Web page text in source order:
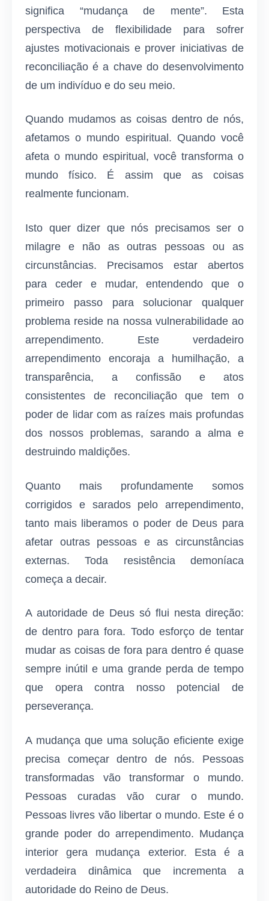
significa “mudança de mente”. Esta
perspectiva de flexibilidade para sofrer
ajustes motivacionais e prover iniciativas de
reconciliação é a chave do desenvolvimento
de um indivíduo e do seu meio.
Quando mudamos as coisas dentro de nós,
afetamos o mundo espiritual. Quando você
afeta o mundo espiritual, você transforma o
mundo físico. É assim que as coisas
realmente funcionam.
Isto quer dizer que nós precisamos ser o
milagre e não as outras pessoas ou as
circunstâncias. Precisamos estar abertos
para ceder e mudar, entendendo que o
primeiro passo para solucionar qualquer
problema reside na nossa vulnerabilidade ao
arrependimento. Este verdadeiro
arrependimento encoraja a humilhação, a
transparência, a confissão e atos
consistentes de reconciliação que tem o
poder de lidar com as raízes mais profundas
dos nossos problemas, sarando a alma e
destruindo maldições.
Quanto mais profundamente somos
corrigidos e sarados pelo arrependimento,
tanto mais liberamos o poder de Deus para
afetar outras pessoas e as circunstâncias
externas. Toda resistência demoníaca
começa a decair.
A autoridade de Deus só flui nesta direção:
de dentro para fora. Todo esforço de tentar
mudar as coisas de fora para dentro é quase
sempre inútil e uma grande perda de tempo
que opera contra nosso potencial de
perseverança.
A mudança que uma solução eficiente exige
precisa começar dentro de nós. Pessoas
transformadas vão transformar o mundo.
Pessoas curadas vão curar o mundo.
Pessoas livres vão libertar o mundo. Este é o
grande poder do arrependimento. Mudança
interior gera mudança exterior. Esta é a
verdadeira dinâmica que incrementa a
autoridade do Reino de Deus.